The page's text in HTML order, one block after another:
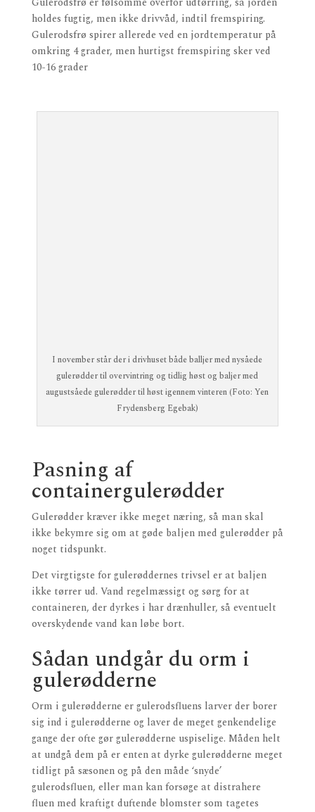
holdes fugtig, men ikke drivvåd, indtil fremspiring.
Gulerodsfrø spirer allerede ved en jordtemperatur på
omkring 4 grader, men hurtigst fremspiring sker ved
10-16 grader
I november står der i drivhuset både balljer med nysåede
gulerødder til overvintring og tidlig høst og baljer med
augustsåede gulerødder til høst igennem vinteren (Foto: Yen
Frydensberg Egebak)
Pasning af
containergulerødder
Gulerødder kræver ikke meget næring, så man skal
ikke bekymre sig om at gøde baljen med gulerødder på
noget tidspunkt.
Det virgtigste for gulerøddernes trivsel er at baljen
ikke tørrer ud. Vand regelmæssigt og sørg for at
containeren, der dyrkes i har drænhuller, så eventuelt
overskydende vand kan løbe bort.
Sådan undgår du orm i
gulerødderne
Orm i gulerødderne er gulerodsfluens larver der borer
sig ind i gulerødderne og laver de meget genkendelige
gange der ofte gør gulerødderne uspiselige. Måden helt
at undgå dem på er enten at dyrke gulerødderne meget
tidligt på sæsonen og på den måde ‘snyde’
gulerodsfluen, eller man kan forsøge at distrahere
fluen med kraftigt duftende blomster som tagetes